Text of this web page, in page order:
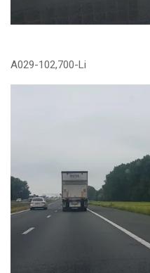
A029-102,700-Li